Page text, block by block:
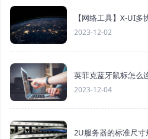
【网络工具】X-UI
2023-12-02
英菲克蓝牙鼠标怎么
2023-12-04
2U服务器的标准尺